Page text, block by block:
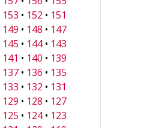
153 • 152 • 151
149 • 148 • 147
145 • 144• 143
141 • 140 • 139
137 • 136 • 135
133 • 132 • 131
129 • 128 • 127
125 • 124• 123